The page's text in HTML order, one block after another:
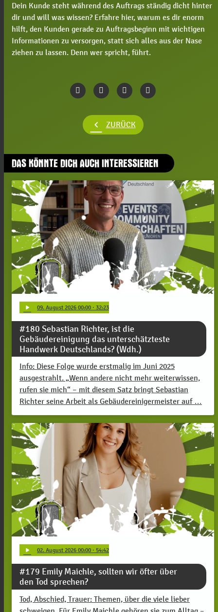
play_arrow #10 Willst du zügig beim Kunden loslegen? So
schaffst du es, dass er Vertrauen zu dir hat
00:00 03:12
Dein Kunde steht während des Auftrags ständig dicht hinter
dir und will was wissen? Erfahre hier, warum es dir enorm
hilft, den Kunden gerade zu Auftragsbeginn mit wichtigen
Informationen zu versorgen, statt sich alles aus der Nase
ziehen zu lassen. Denn wer spricht, führt.
chevron_left ZURÜCK
DAS KÖNNTE DICH AUCH INTERESSIEREN
play_arrow 09. August 2026 00:00 · 32:23
#180 Sebastian Richter, ist die
Gebäudereinigung das unterschätzteste
Handwerk Deutschlands? (Wdh.)
Info: Diese Folge wurde erstmalig im Juni 2025
ausgestrahlt. „Wenn andere nicht mehr weiterwissen,
rufen sie mich“ – mit diesem Satz bringt Sebastian
Richter seine Arbeit als Gebäudereinigermeister auf …
play_arrow 02. August 2026 00:00 · 54:42
#179 Emily Maichle, sollten wir öfter über
den Tod sprechen?
Tod, Abschied, Trauer: Themen, über die viele lieber